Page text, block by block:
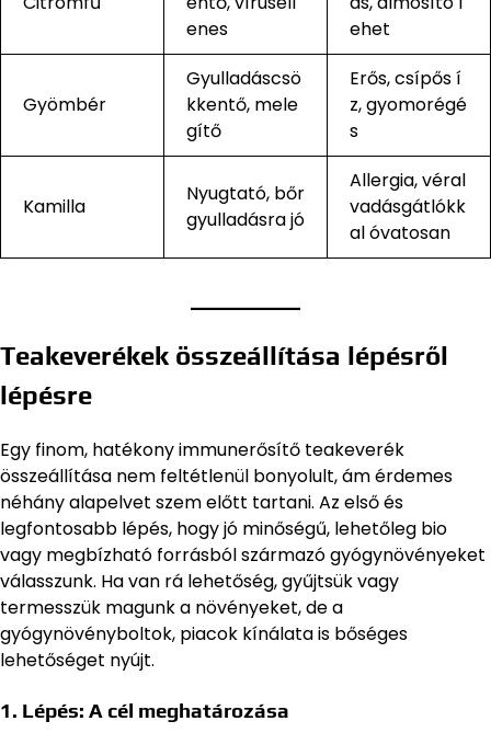
enes
ehet
Gyömbér
Gyulladáscsö
kkentő, mele
gítő
Erős, csípős í
z, gyomorégé
s
Kamilla
Nyugtató, bőr
gyulladásra jó
Allergia, véral
vadásgátlókk
al óvatosan
Teakeverékek összeállítása lépésről
lépésre
Egy finom, hatékony immunerősítő teakeverék
összeállítása nem feltétlenül bonyolult, ám érdemes
néhány alapelvet szem előtt tartani. Az első és
legfontosabb lépés, hogy jó minőségű, lehetőleg bio
vagy megbízható forrásból származó gyógynövényeket
válasszunk. Ha van rá lehetőség, gyűjtsük vagy
termesszük magunk a növényeket, de a
gyógynövényboltok, piacok kínálata is bőséges
lehetőséget nyújt.
1. Lépés: A cél meghatározása